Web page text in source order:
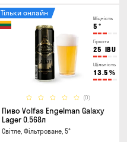
Міцність
5 °
Гіркота
25 IBU
Щільність
13.5 %
(0)
Тільки онлайн
Пиво Volfas Engelman Galaxy
Lager 0.568л
Світле, Фільтроване, 5°